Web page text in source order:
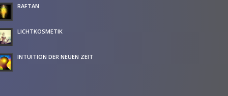
RAFTAN
LICHTKOSMETIK
INTUITION DER NEUEN ZEIT